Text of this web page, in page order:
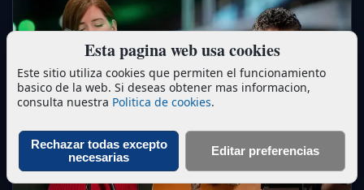
Esta pagina web usa cookies
Este sitio utiliza cookies que permiten el funcionamiento
basico de la web. Si deseas obtener mas informacion,
consulta nuestra Politica de cookies.
Rechazar todas excepto
necesarias
Editar preferencias